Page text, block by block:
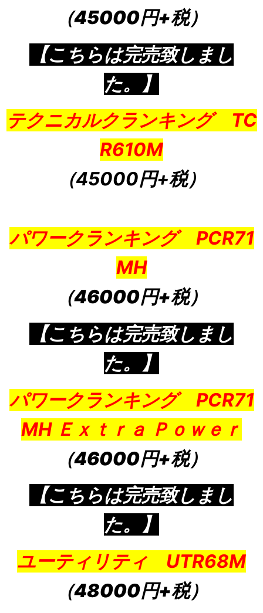
（45000円+税）
【こちらは完売致しまし
た。】
テクニカルクランキング TC
R610M
（45000円+税）
パワークランキング PCR71
MH
（46000円+税）
【こちらは完売致しまし
た。】
パワークランキング PCR71
MH Ｅｘｔｒａ Ｐｏｗｅｒ
（46000円+税）
【こちらは完売致しまし
た。】
ユーティリティ UTR68M
（48000円+税）